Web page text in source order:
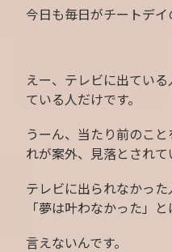
今日も毎日がチートデイ
えー、テレビに出てい
ている人だけです。
うーん、当たり前のこ
れが案外、見落とされて
テレビに出られなかっ
「夢は叶わなかった」と
言えないんです。